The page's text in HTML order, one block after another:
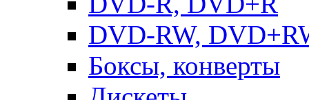
DVD-RW,
Боксы, конверты